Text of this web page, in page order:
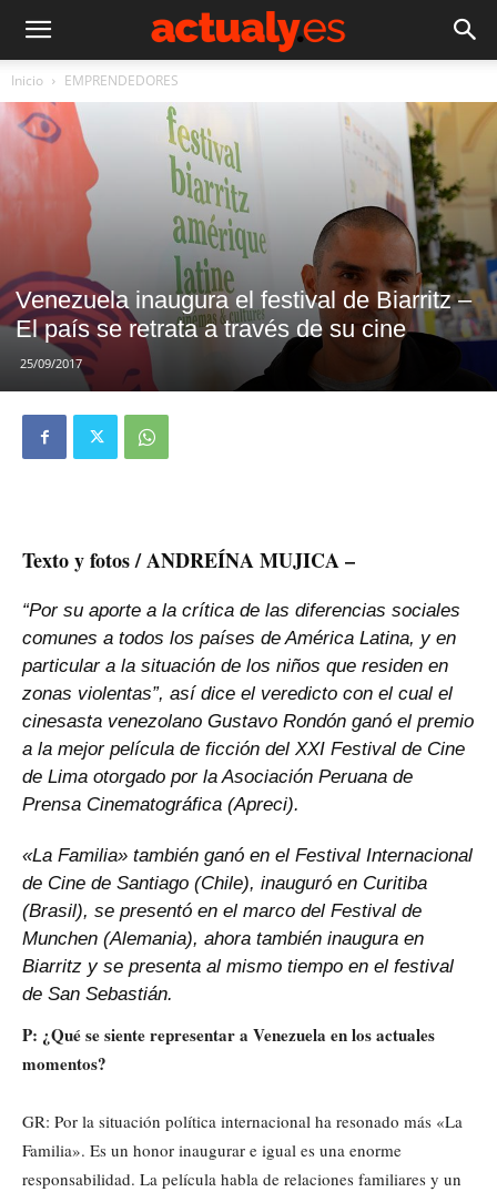
Inicio EMPRENDEDORES
Venezuela inaugura el festival de Biarritz –
El país se retrata a través de su cine
25/09/2017
Texto y fotos / ANDREÍNA MUJICA –
“Por su aporte a la crítica de las diferencias sociales
comunes a todos los países de América Latina, y en
particular a la situación de los niños que residen en
zonas violentas”, así dice el veredicto con el cual el
cinesasta venezolano Gustavo Rondón ganó el premio
a la mejor película de ficción del XXI Festival de Cine
de Lima otorgado por la Asociación Peruana de
Prensa Cinematográfica (Apreci).
«La Familia» también ganó en el Festival Internacional
de Cine de Santiago (Chile), inauguró en Curitiba
(Brasil), se presentó en el marco del Festival de
Munchen (Alemania), ahora también inaugura en
Biarritz y se presenta al mismo tiempo en el festival
de San Sebastián.
P: ¿Qué se siente representar a Venezuela en los actuales
momentos?
GR: Por la situación política internacional ha resonado más «La
Familia». Es un honor inaugurar e igual es una enorme
responsabilidad. La película habla de relaciones familiares y un